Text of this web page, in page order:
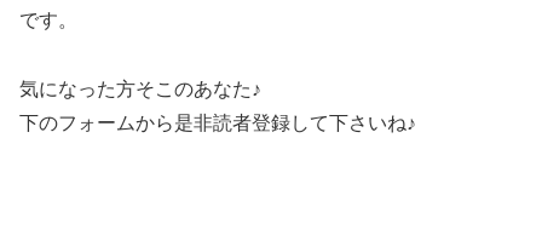
です。
気になった方そこのあなた♪
下のフォームから是非読者登録して下さいね♪